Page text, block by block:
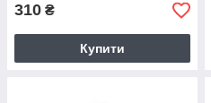
310 ₴
Купити